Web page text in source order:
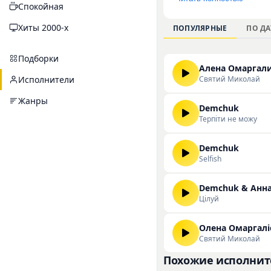
Спокойная
Хиты 2000-х
Подборки
Исполнители
Жанры
подходит для
Вы можете
ПОПУЛЯРНЫЕ ПО
Святий Миколай
Demchuk
Терпіти не можу
Demchuk
Selfish
Demchuk &
Цілуй
Святий Миколай
Похожие